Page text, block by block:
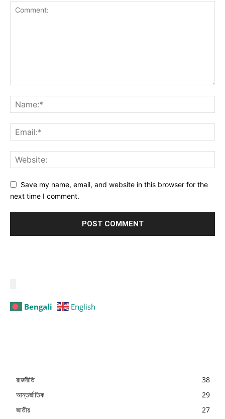
Save my name, email, and website in this browser for the
next time I comment.
Bengali English
রাজনীতি
38
আন্তর্জাতিক
29
জাতীয়
27